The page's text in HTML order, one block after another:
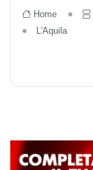
Home
L'Aquila